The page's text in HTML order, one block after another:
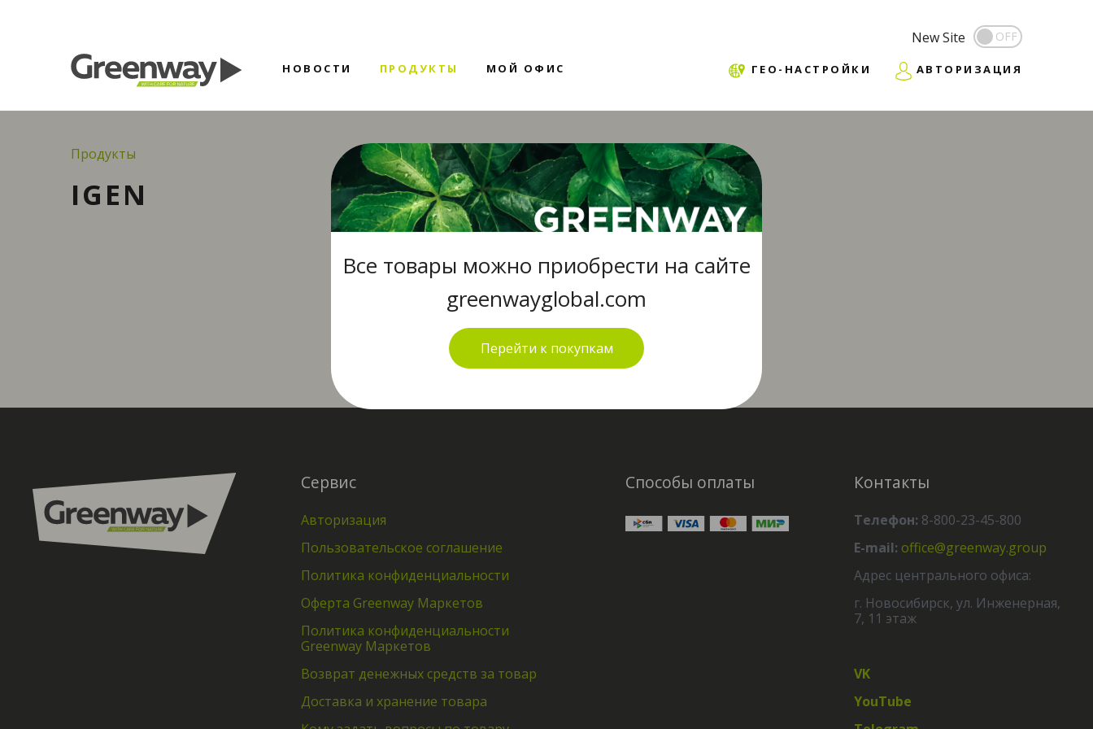
New Site
НОВОСТИ ПРОДУКТЫ МОЙ ОФИС ГЕО-НАСТРОЙКИ АВТОРИЗАЦИЯ
Продукты
IGEN
Все товары можно приобрести на сайте
greenwayglobal.com
Перейти к покупкам
Сервис
Авторизация
Пользовательское соглашение
Политика конфиденциальности
Оферта Greenway Маркетов
Политика конфиденциальности
Greenway Маркетов
Возврат денежных средств за товар
Доставка и хранение товара
Способы оплаты Контакты
Телефон: 8-800-23-45-800
E-mail: office@greenway.group
Адрес центрального офиса:
г. Новосибирск, ул. Инженерная,
7, 11 этаж
VK
YouTube